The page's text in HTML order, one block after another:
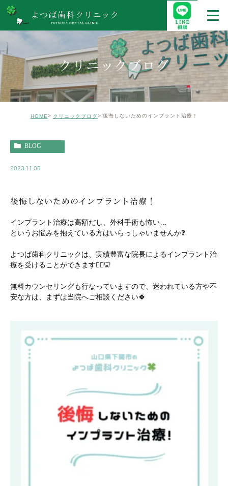
クリニックブログ
HOME クリニックブログ 後悔しないためのインプラント治療！
BLOG
2023.11.05
後悔しないためのインプラント治療！
インプラント治療は高額だし、外科手術も怖い…
というお悩みを抱えている方はいらっしゃいませんか❓
よつば歯科クリニックは、実績豊富な院長によるインプラント治
療を受けることができます🧑‍⚕️🦷
無料カウンセリングも行なっていますので、迷われている方や不
安な方は、まずは当院へご相談ください🍀